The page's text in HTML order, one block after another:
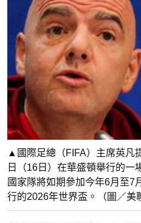
▲國際足總（FIFA）主席英凡
日（16日）在華盛頓舉行的一
國家隊將如期參加今年6月至7
行的2026年世界盃。（圖／美